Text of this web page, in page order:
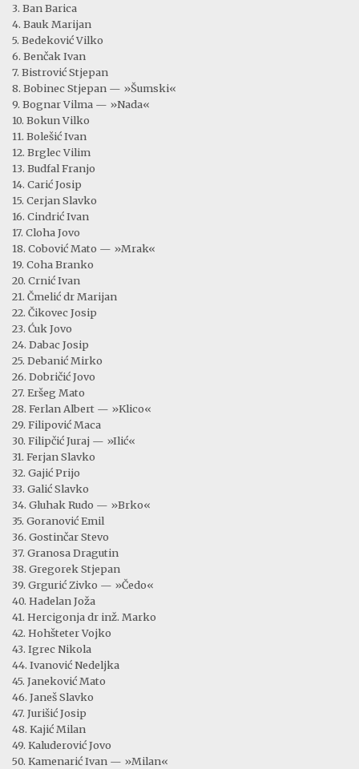
3. Ban Barica
4. Bauk Marijan
5. Bedeković Vilko
6. Benčak Ivan
7. Bistrović Stjepan
8. Bobinec Stjepan — »Šumski«
9. Bognar Vilma — »Nada«
10. Bokun Vilko
11. Bolešić Ivan
12. Brglec Vilim
13. Budfal Franjo
14. Carić Josip
15. Cerjan Slavko
16. Cindrić Ivan
17. Cloha Jovo
18. Cobović Mato — »Mrak«
19. Coha Branko
20. Crnić Ivan
21. Čmelić dr Marijan
22. Čikovec Josip
23. Ćuk Jovo
24. Dabac Josip
25. Debanić Mirko
26. Dobričić Jovo
27. Eršeg Mato
28. Ferlan Albert — »Klico«
29. Filipović Maca
30. Filipčić Juraj — »Ilić«
31. Ferjan Slavko
32. Gajić Prijo
33. Galić Slavko
34. Gluhak Rudo — »Brko«
35. Goranović Emil
36. Gostinčar Stevo
37. Granosa Dragutin
38. Gregorek Stjepan
39. Grgurić Zivko — »Čedo«
40. Hadelan Joža
41. Hercigonja dr inž. Marko
42. Hohšteter Vojko
43. Igrec Nikola
44. Ivanović Nedeljka
45. Janeković Mato
46. Janeš Slavko
47. Jurišić Josip
48. Kajić Milan
49. Kaluderović Jovo
50. Kamenarić Ivan — »Milan«